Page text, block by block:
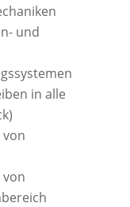
und
in alle